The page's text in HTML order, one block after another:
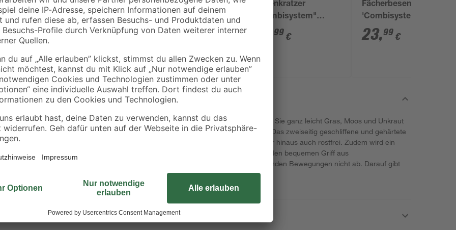
Rechen
"Combisystem"
duroplastbeschichtet
41 cm
14,99
Zaunpfosten glatt 9 x
9 x 185 cm Kiefer teak
37,99
20,54 € / Meter
Fugenkratzer
"Combisystem"
Edelstahl
99 €
Fächerbesen
'Combisystem'
verstellbar 35-52 cm
23,99 €
und an
Mit diesem Fugenkratzer von GARDENA können Sie ganz leicht Gras, Moos und Unkraut
in Plattenfugen und an Mauerkanten entfernen. Das zweiseitig geschliffene und gehärtete
Messer ist aus Edelstahl gefertigt und ist darüber hinaus auch rostfrei. Zudem wird ein
hochwertiger Messerschutz mitgeliefert. Durch den bequemen Griff aus
Weichkomponenten rutscht man auch bei ziehenden Bewegungen nicht ab. Darauf gibt
GARDENA 25 Jahre Garantie.